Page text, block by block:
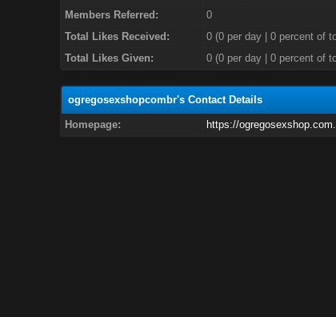
Members Referred:
0
Total Likes Received:
0(0 per day | 0 percent of
Total Likes Given:
0 (0 per day | 0 percent of
ogregosexshopcombr's Contact Details
Homepage: https://